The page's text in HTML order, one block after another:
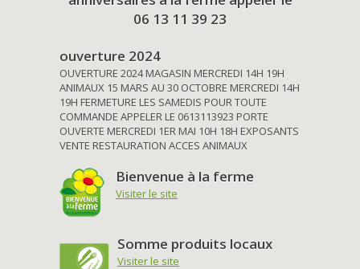
06 13 11 39 23
ouverture 2024
OUVERTURE 2024 MAGASIN MERCREDI 14H 19H
ANIMAUX 15 MARS AU 30 OCTOBRE MERCREDI 14H
19H FERMETURE LES SAMEDIS POUR TOUTE
COMMANDE APPELER LE 0613113923 PORTE
OUVERTE MERCREDI 1ER MAI 10H 18H EXPOSANTS
VENTE RESTAURATION ACCES ANIMAUX
Bienvenue à la ferme
Visiter le site
Somme produits locaux
Visiter le site